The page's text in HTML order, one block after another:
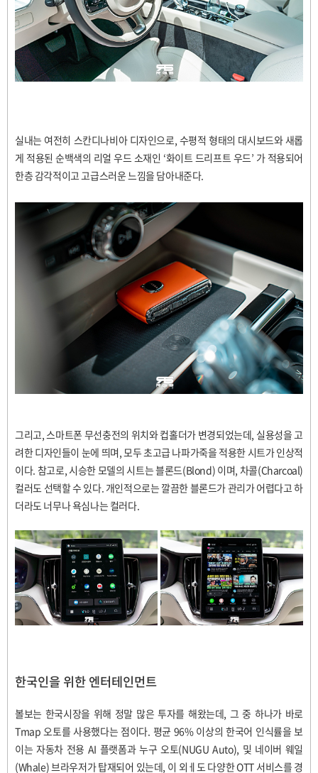
실내는 여전히 스칸디나비아 디자인으로 수평적 형태의 대시보드와 새롭
게 적용된 순백색의 리얼 우드 소재인 ‘화이트 드리프트 우드’ 가 적용되어
한층 감각적이고 고급스러운 느낌을 담아내준다.
그리고,스마트폰 무선충전의 위치와 컵홀더가 변경되었는데, 실용성을 고
려한 디자인들이 눈에 띄며,모두 초고급 나파가죽을 적용한 시트가 인상적
이다. 참고로, 시승한 모델의 시트는 블론드(Blond) 이며, 차콜(Charcoal)
컬러도 선택할 수 있다. 개인적으로는 깔끔한 블론드가 관리가 어렵다고 하
더라도 너무나 욕심나는 컬러다.
한국인을 위한 엔터테인먼트
볼보는 한국시장을 위해 정말 많은 투자를 해왔는데, 그 중 하나가 바로
Tmap오토를 사용했다는 점이다. 평균96% 이상의 한국어 인식률을 보
이는 자동차 전용 AI 플랫폼과 누구 오토(NUGU Auto), 및 네이버 웨일
(Whale)브라우저가 탑재되어 있는데, 이 외ㅔ도 다양한OTT 서비스를 경